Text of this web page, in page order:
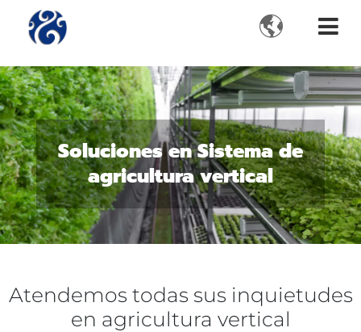

Soluciones en Sistema de
agricultura vertical
Atendemos todas sus inquietudes
en agricultura vertical